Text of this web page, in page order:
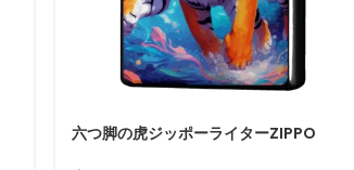
六つ脚の虎ジッポーライターZIPPO